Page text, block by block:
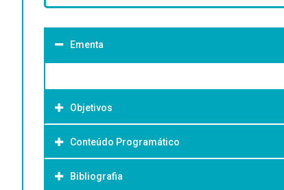
Ementa
Objetivos
Objetivo Geral:
Conteúdo Programático
Bibliografia